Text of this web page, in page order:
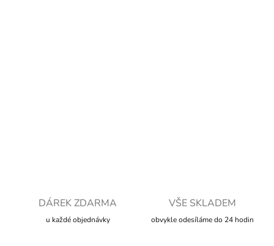
DÁREK ZDARMA
u každé objednávky
VŠE SKLADEM
obvykle odesíláme do 24 hodin